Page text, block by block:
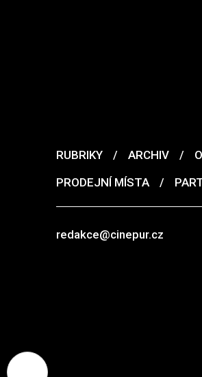
RUBRIKY / ARCHIV /
PRODEJNÍ MÍSTA
/
redakce@cinepur.cz